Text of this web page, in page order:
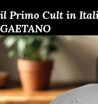
il Primo Cult in
GAETANO